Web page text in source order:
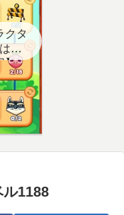
クタ
ど
】
1188